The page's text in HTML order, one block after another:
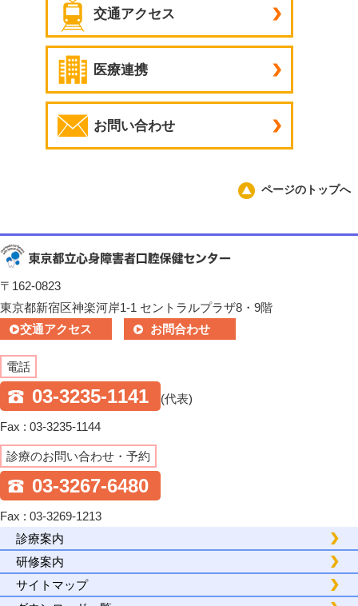
交通アクセス
医療連携
お問い合わせ
ページのトップへ
〒162-0823
東京都新宿区神楽河岸1-1 セントラルプラザ8・9階
交通アクセス
お問合わせ
電話
03-3235-1141 (代表)
Fax : 03-3235-1144
診療のお問い合わせ・予約
03-3267-6480
Fax : 03-3269-1213
診療案内
研修案内
サイトマップ